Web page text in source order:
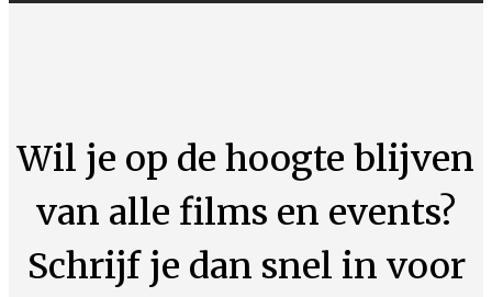
Wil je op de hoogte blijven
van alle films en events?
Schrijf je dan snel in voor